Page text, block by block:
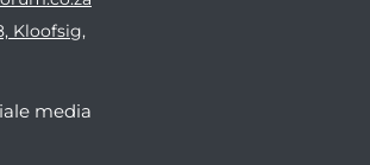
Kloofsig,
media